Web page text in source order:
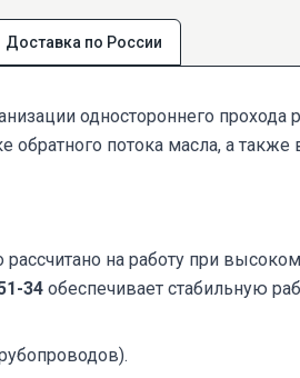
Доставка по России
одностороннего
обратного потока масла, а
на работу при
34 обеспечивает стабильную